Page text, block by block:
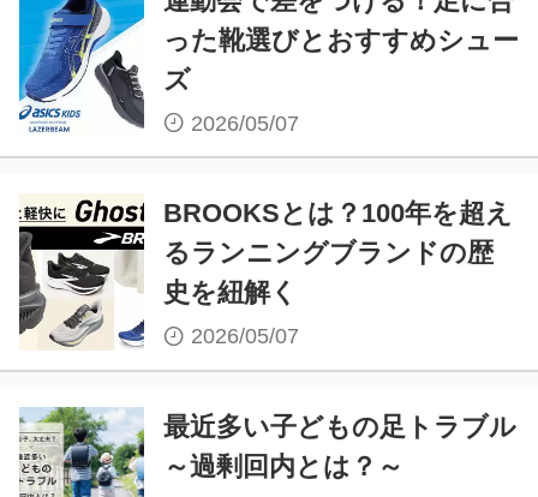
った靴選びとおすすめシュー
ズ
2026/05/07
BROOKSとは？100年を超え
るランニングブランドの歴
史を紐解く
2026/05/07
最近多い子どもの足トラブル
～過剰回内とは？～